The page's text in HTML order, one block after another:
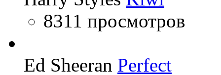
8311 просмотров
Ed Sheeran Perfect